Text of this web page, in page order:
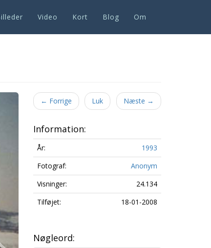
Video Kort Blog Om
← Forrige Luk Næste →
Information:
År:
1993
Fotograf:
Anonym
Visninger:
24.134
Tilføjet:
18-01-2008
Nøgleord: